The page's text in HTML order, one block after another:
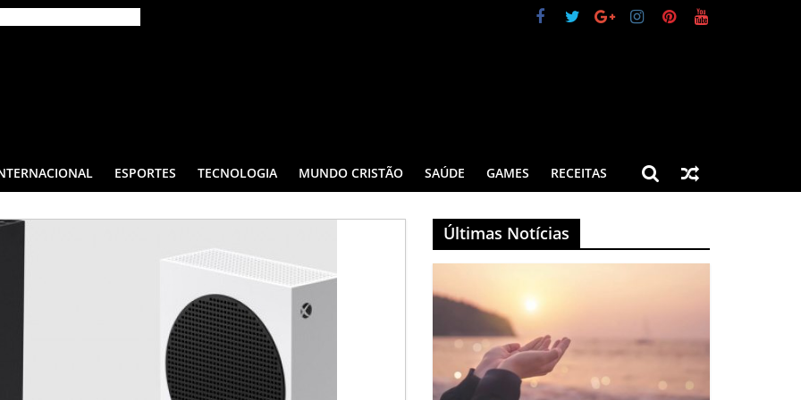
ESPORTES TECNOLOGIA MUNDO CRISTÃO SAÚDE GAMES RECEITAS
Últimas Notícias